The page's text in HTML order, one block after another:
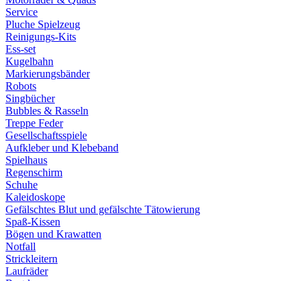
Service
Pluche Spielzeug
Reinigungs-Kits
Ess-set
Kugelbahn
Markierungsbänder
Robots
Singbücher
Bubbles & Rasseln
Treppe Feder
Gesellschaftsspiele
Aufkleber und Klebeband
Spielhaus
Regenschirm
Schuhe
Kaleidoskope
Gefälschtes Blut und gefälschte Tätowierung
Spaß-Kissen
Bögen und Krawatten
Notfall
Strickleitern
Laufräder